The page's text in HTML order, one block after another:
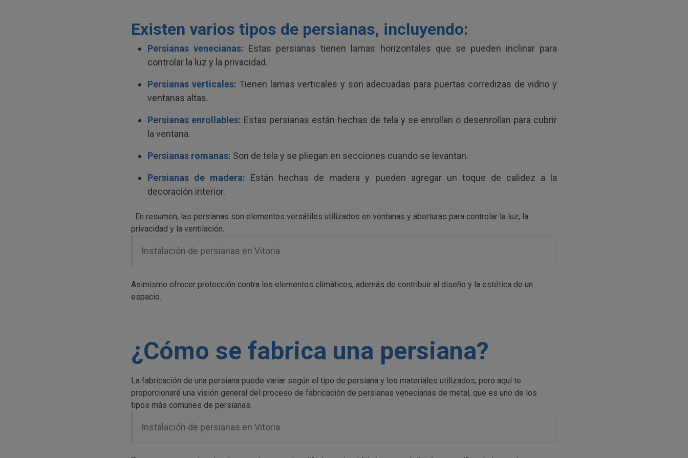
Existen varios tipos de persianas, incluyendo:
Persianas venecianas: Estas persianas tienen lamas horizontales que se pueden inclinar para
controlar la luz y la privacidad.
Persianas verticales: Tienen lamas verticales y son adecuadas para puertas corredizas de vidrio y
ventanas altas.
Persianas enrollables: Estas persianas están hechas de tela y se enrollan o desenrollan para cubrir
la ventana.
Persianas romanas: Son de tela y se pliegan en secciones cuando se levantan.
Persianas de madera: Están hechas de madera y pueden agregar un toque de calidez a la
decoración interior.
En resumen, las persianas son elementos versátiles utilizados en ventanas y aberturas para controlar la luz, la
privacidad y la ventilación.
Instalación de persianas en Vitoria
Asimismo ofrecer protección contra los elementos climáticos, además de contribuir al diseño y la estética de un
espacio.
¿Cómo se fabrica una persiana?
La fabricación de una persiana puede variar según el tipo de persiana y los materiales utilizados, pero aquí te
proporcionaré una visión general del proceso de fabricación de persianas venecianas de metal, que es uno de los
tipos más comunes de persianas.
Instalación de persianas en Vitoria